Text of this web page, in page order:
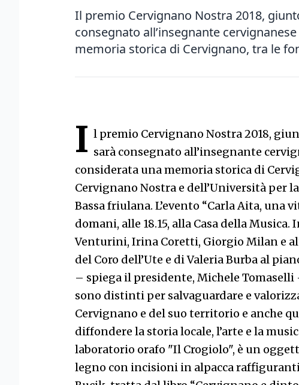
Il premio Cervignano Nostra 2018,
consegnato all’insegnante
memoria storica di Cervignano, tra le
I l premio Cervignano Nostra 2018,
sarà consegnato all’insegnante
considerata una memoria storica di
Cervignano Nostra e dell’Università per
Bassa friulana. L’evento “Carla Aita, una
domani, alle 18.15, alla Casa della
Venturini, Irina Coretti, Giorgio Milan e
del Coro dell’Ute e di Valeria Burba al
– spiega il presidente, Michele Tomaselli
sono distinti per salvaguardare e
Cervignano e del suo territorio e anche
diffondere la storia locale, l’arte e la
laboratorio orafo "Il Crogiolo", è un
legno con incisioni in alpacca